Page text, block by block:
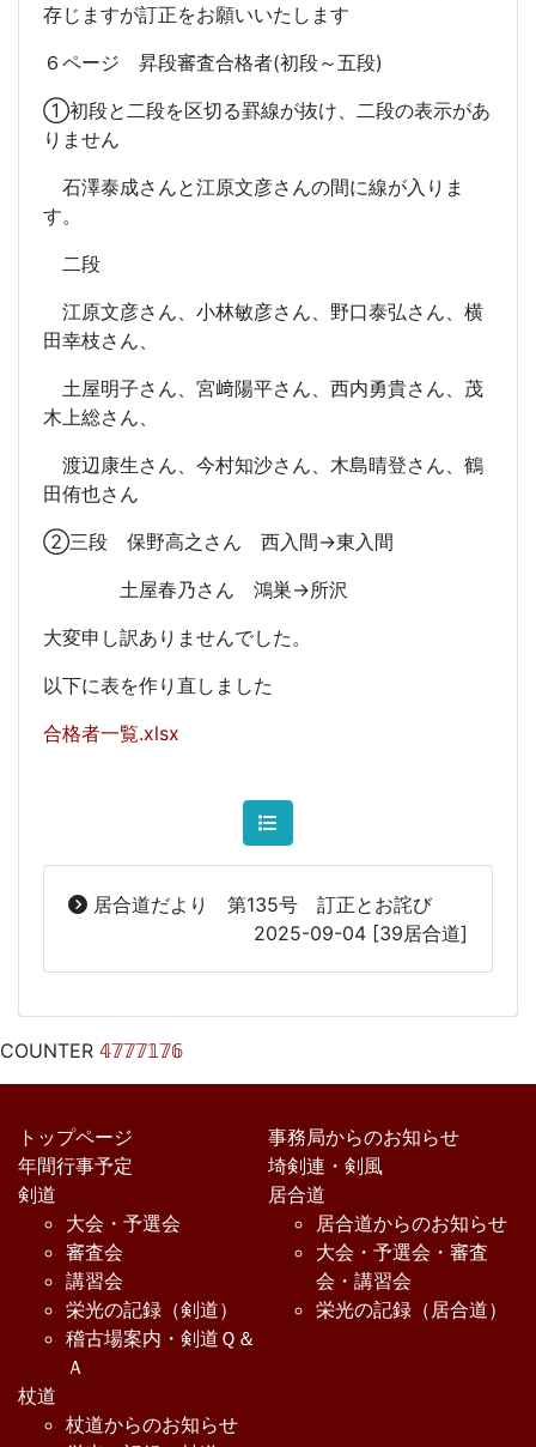
COUNTER 𝟜𝟟𝟟𝟟𝟙𝟟𝟞
存じますが訂正をお願いいたします
６ページ 昇段審査合格者(初段～五段)
①初段と二段を区切る罫線が抜け、二段の表示があ
りません
石澤泰成さんと江原文彦さんの間に線が入りま
す。
二段
江原文彦さん、小林敏彦さん、野口泰弘さん、横
田幸枝さん、
土屋明子さん、宮﨑陽平さん、西内勇貴さん、茂
木上総さん、
渡辺康生さん、今村知沙さん、木島晴登さん、鶴
田侑也さん
②三段 保野高之さん 西入間→東入間
土屋春乃さん 鴻巣→所沢
大変申し訳ありませんでした。
以下に表を作り直しました
合格者一覧.xlsx
居合道だより 第135号 訂正とお詫び
2025-09-04 [39居合道]
トップページ
事務局からのお知らせ
年間行事予定
埼剣連・剣風
剣道
大会・予選会
審査会
講習会
栄光の記録（剣道）
稽古場案内・剣道Ｑ＆
Ａ
居合道
居合道からのお知らせ
大会・予選会・審査
会・講習会
栄光の記録（居合道）
杖道
杖道からのお知らせ